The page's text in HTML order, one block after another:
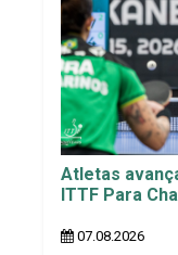
Atletas
ITTF Para
07.08.2026